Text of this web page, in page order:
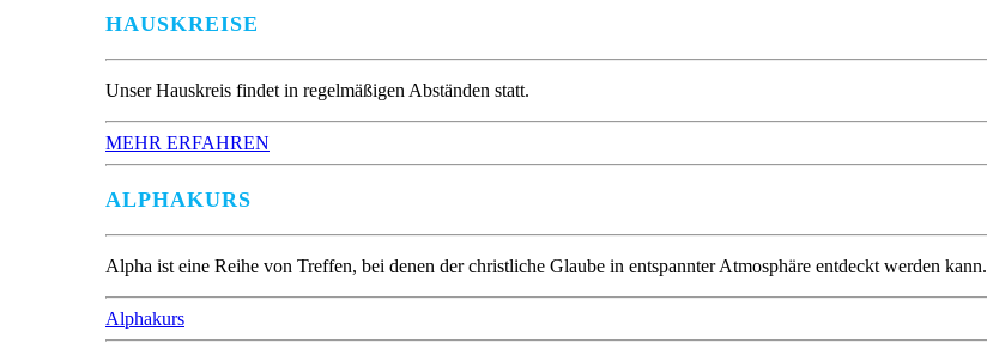
HAUSKREISE
Unser Hauskreis findet in regelmäßigen Abständen statt.
MEHR ERFAHREN
ALPHAKURS
Alpha ist eine Reihe von Treffen, bei denen der christliche Glaube in entspannter Atmosphäre entdeckt werden kann.
Alphakurs